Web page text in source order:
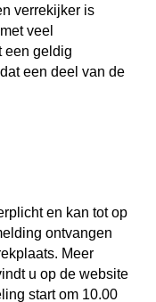
verrekijker is
veel
een geldig
een deel van de
en kan tot op
ontvangen
Meer
u op de website
start om 10.00